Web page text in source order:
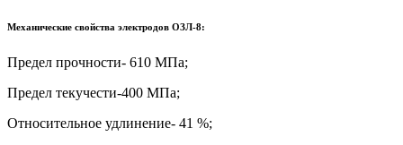
Механические свойства электродов ОЗЛ-8:
Предел прочности- 610 МПа;
Предел текучести-400 МПа;
Относительное удлинение- 41 %;